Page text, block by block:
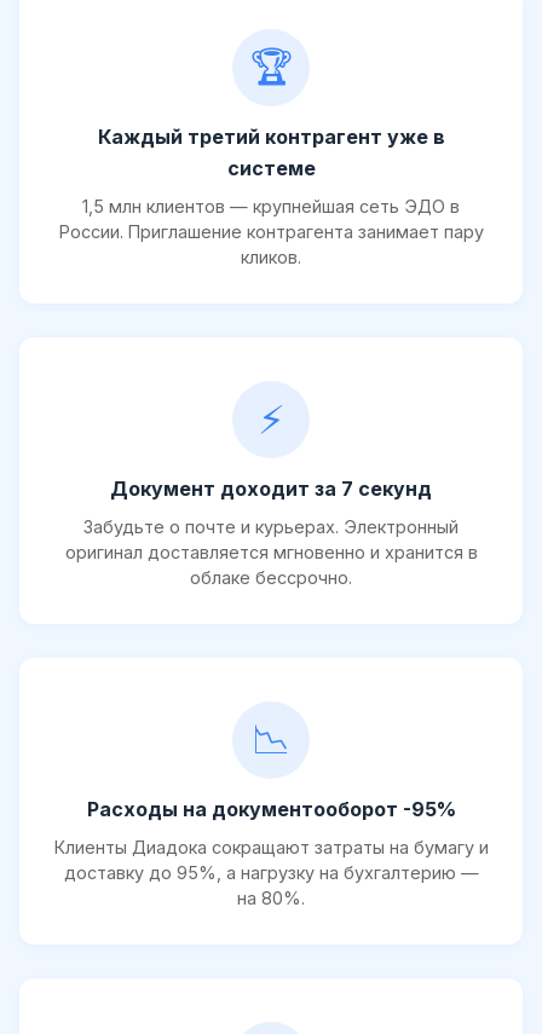
🏆
Каждый третий контрагент уже в
системе
1,5 млн клиентов — крупнейшая сеть ЭДО в
России. Приглашение контрагента занимает пару
кликов.
⚡
Документ доходит за 7 секунд
Забудьте о почте и курьерах. Электронный
оригинал доставляется мгновенно и хранится в
облаке бессрочно.
📉
Расходы на документооборот -95%
Клиенты Диадока сокращают затраты на бумагу и
доставку до 95%, а нагрузку на бухгалтерию —
на 80%.